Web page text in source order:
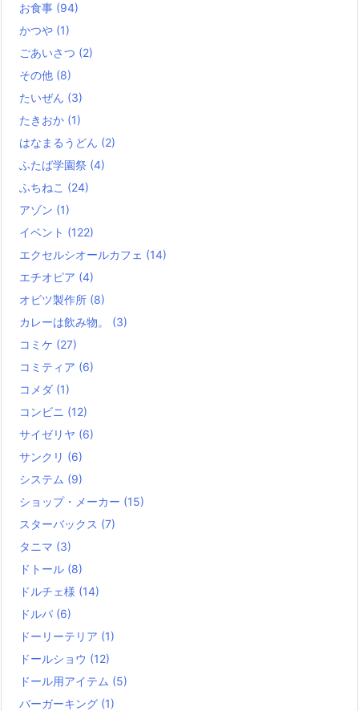
お食事 (94)
かつや (1)
ごあいさつ (2)
その他 (8)
たいぜん (3)
たきおか (1)
はなまるうどん (2)
ふたば学園祭 (4)
ふちねこ (24)
アゾン (1)
イベント (122)
エクセルシオールカフェ (14)
エチオピア (4)
オビツ製作所 (8)
カレーは飲み物。 (3)
コミケ (27)
コミティア (6)
コメダ (1)
コンビニ (12)
サイゼリヤ (6)
サンクリ (6)
システム (9)
ショップ・メーカー (15)
スターバックス (7)
タニマ (3)
ドトール (8)
ドルチェ様 (14)
ドルパ (6)
ドーリーテリア (1)
ドールショウ (12)
ドール用アイテム (5)
バーガーキング (1)